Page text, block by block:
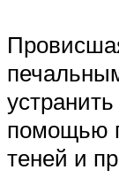
помощью
теней и